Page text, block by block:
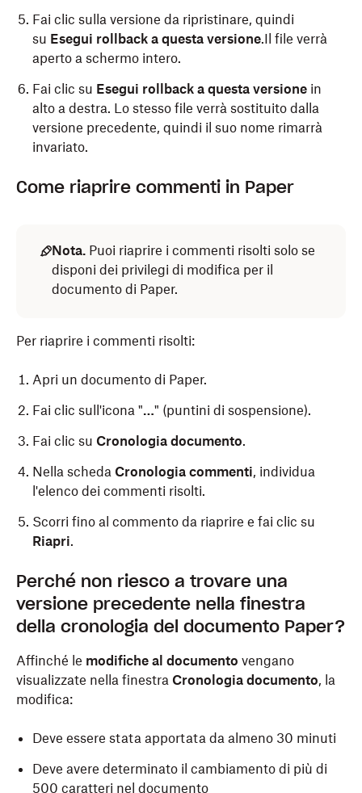
Fai clic sulla versione da ripristinare, quindi
su Esegui rollback a questa versione.Il file verrà
aperto a schermo intero.
Fai clic su Esegui rollback a questa versione in
alto a destra. Lo stesso file verrà sostituito dalla
versione precedente, quindi il suo nome rimarrà
invariato.
Come riaprire commenti in Paper
Nota. Puoi riaprire i commenti risolti solo se
disponi dei privilegi di modifica per il
documento di Paper.
Per riaprire i commenti risolti:
Apri un documento di Paper.
Fai clic sull'icona "…" (puntini di sospensione).
Fai clic su Cronologia documento.
Nella scheda Cronologia commenti, individua
l'elenco dei commenti risolti.
Scorri fino al commento da riaprire e fai clic su
Riapri.
Perché non riesco a trovare una
versione precedente nella finestra
della cronologia del documento Paper?
Affinché le modifiche al documento vengano
visualizzate nella finestra Cronologia documento, la
modifica:
Deve essere stata apportata da almeno 30 minuti
Deve avere determinato il cambiamento di più di
500 caratteri nel documento